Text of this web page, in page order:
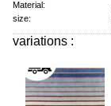
Material:
size:
variations :